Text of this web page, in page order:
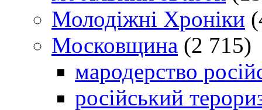
Молодіжні Хроніки
Московщина (2 715)
мародерство
російський